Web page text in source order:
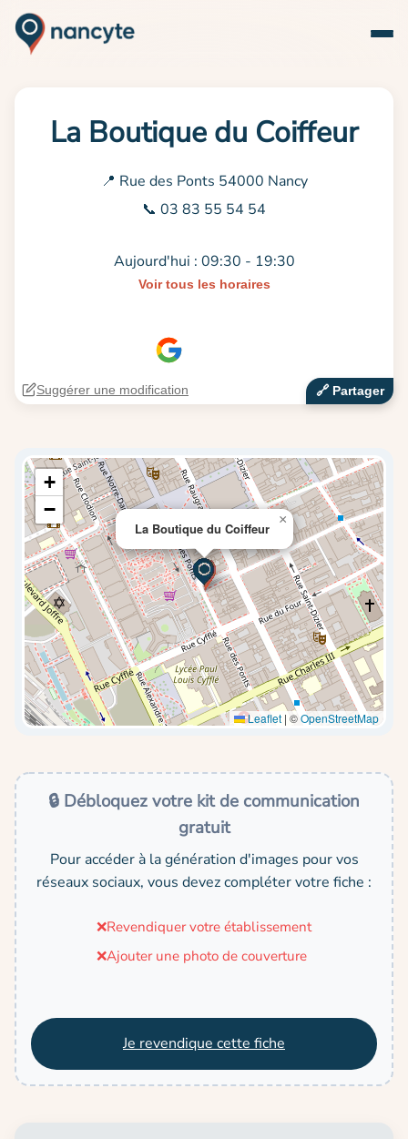
La Boutique du Coiffeur
📍 Rue des Ponts 54000 Nancy
📞 03 83 55 54 54
Aujourd'hui : 09:30 - 19:30
Voir tous les horaires
🔗‍️ Partager
Suggérer une modification
La Boutique du Coiffeur
×
+
−
Leaflet | ©OpenStreetMap
🔒 Débloquez votre kit de communication
gratuit
Pour accéder à la génération d'images pour vos
réseaux sociaux, vous devez compléter votre fiche :
❌Revendiquer votre établissement
❌Ajouter une photo de couverture
Je revendique cette fiche